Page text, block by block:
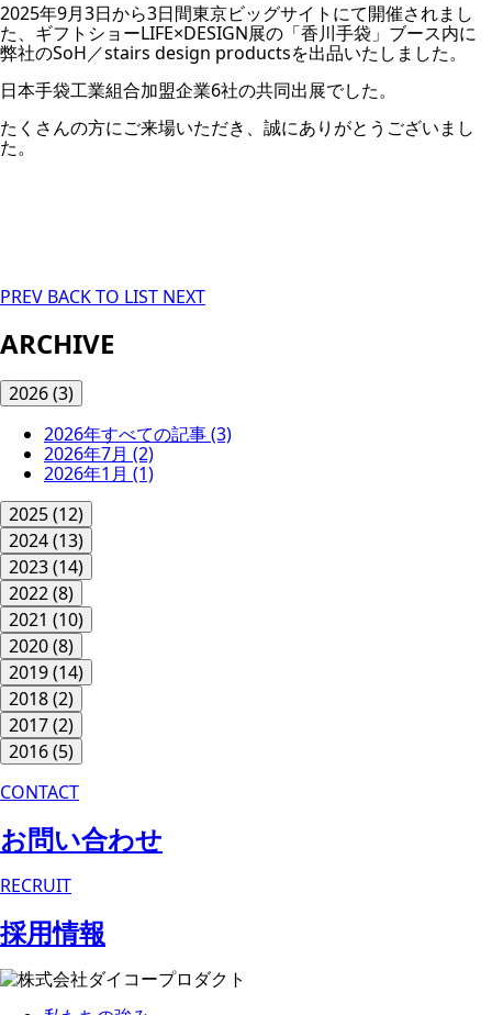
2025年9月3日から3日間東京ビッグサイトにて開催されまし
た、ギフトショーLIFE×DESIGN展の「香川手袋」ブース内に
弊社のSoH／stairs design productsを出品いたしました。
日本手袋工業組合加盟企業6社の共同出展でした。
たくさんの方にご来場いただき、誠にありがとうございまし
た。
PREV BACK TO LIST NEXT
ARCHIVE
2026(3)
2026年すべての記事(3)
2026年7月 (2)
2026年1月 (1)
2025(12)
2024(13)
2023(14)
2022(8)
2021 (10)
2020(8)
2019(14)
2018(2)
2017(2)
2016(5)
CONTACT
お問い合わせ
RECRUIT
採用情報